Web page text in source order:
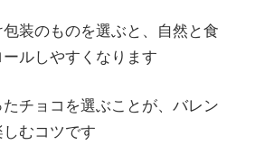
装のものを選ぶと、自然と食
ルしやすくなります
チョコを選ぶことが、バレン
むコツです